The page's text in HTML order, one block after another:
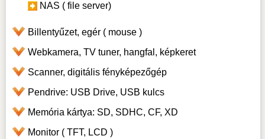
NAS ( file server)
Billentyűzet, egér ( mouse )
Webkamera, TV tuner, hangfal, képkeret
Scanner, digitális fényképezőgép
Pendrive: USB Drive, USB kulcs
Memória kártya: SD, SDHC, CF, XD
Monitor ( TFT, LCD )